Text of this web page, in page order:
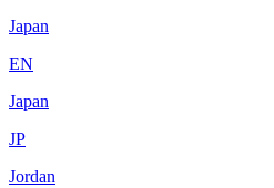
Japan
EN
Japan
JP
Jordan